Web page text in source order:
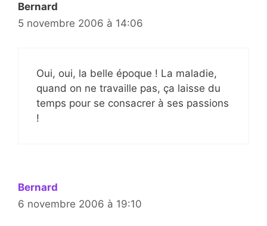
Bernard
5 novembre 2006 à 14:06
Oui, oui, la belle époque ! La maladie,
quand on ne travaille pas, ça laisse du
temps pour se consacrer à ses passions
!
Bernard
6 novembre 2006 à 19:10